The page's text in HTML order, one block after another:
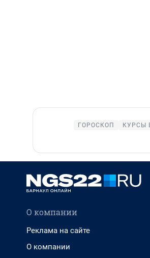
ГОРОСКОП КУРСЫ
О компании
Реклама на сайте
О компании